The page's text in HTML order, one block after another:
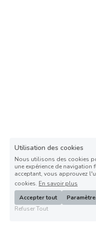
Utilisation des cookies
Nous utilisons des cookies
une expérience de navigation
acceptant, vous approuvez
cookies. En savoir plus
Accepter tout
Refuser Tout